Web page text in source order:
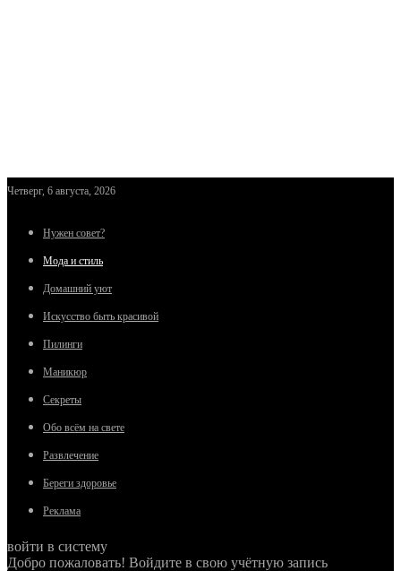
Четверг, 6 августа, 2026
Нужен совет?
Мода и стиль
Домашний уют
Искусство быть красивой
Пилинги
Маникюр
Секреты
Обо всём на свете
Развлечение
Береги здоровье
Реклама
войти в систему
Добро пожаловать! Войдите в свою учётную запись